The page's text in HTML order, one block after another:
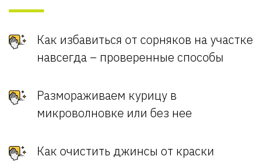
Как избавиться от сорняков на участке
навсегда – проверенные способы
Размораживаем курицу в
микроволновке или без нее
Как очистить джинсы от краски